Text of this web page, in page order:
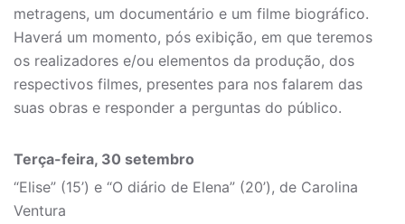
metragens, um documentário e um filme biográfico.
Haverá um momento, pós exibição, em que teremos
os realizadores e/ou elementos da produção, dos
respectivos filmes, presentes para nos falarem das
suas obras e responder a perguntas do público.
Terça-feira, 30 setembro
“Elise” (15’) e “O diário de Elena” (20’), de Carolina
Ventura